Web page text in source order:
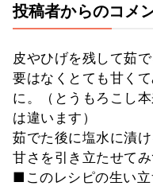
投稿者からのコメ
皮やひげを残して茹
要はなくとても甘く
に。（とうもろこし
は違います）
茹でた後に塩水に漬
甘さを引き立たせて
■このレシピの生い立